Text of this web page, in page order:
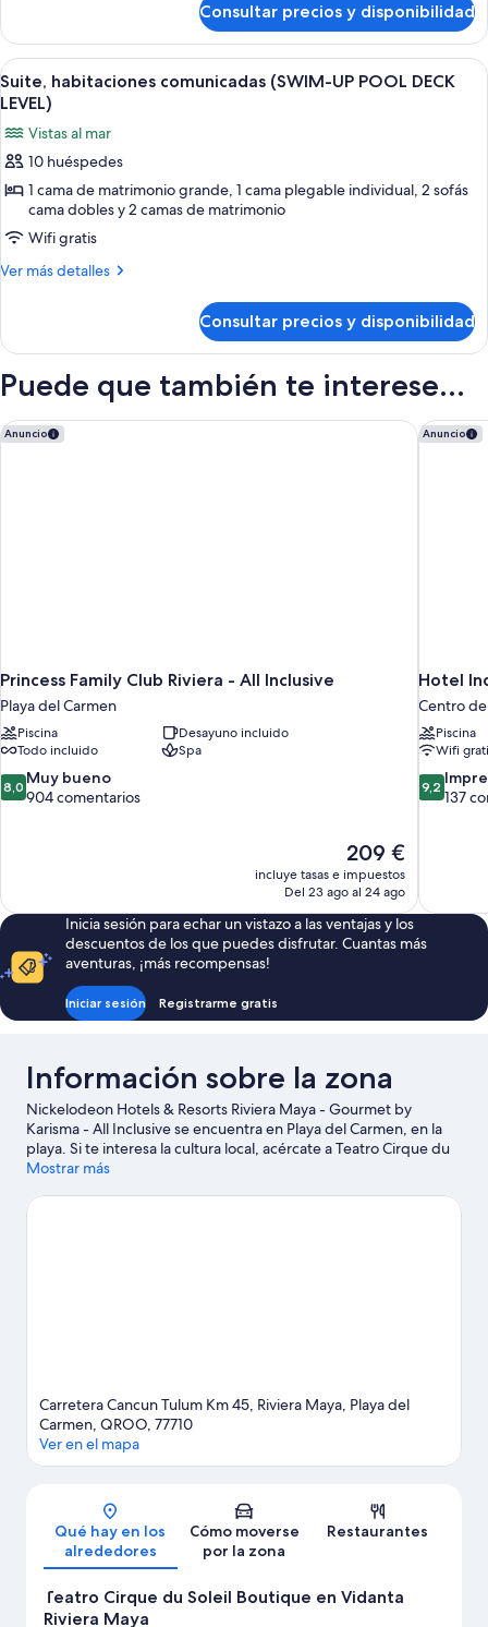
(SWIM-
UP
SUITE)
habitaciones
comunicadas,
frente
al
(SWIM-
UP
Consultar precios y disponibilidad
Abrir
todas
fotos
de
Suite,
habitaciones
comunicadas
(SWIM-
DECK
LEVEL)
Habitación de hotel con dos camas,
5
Suite, habitaciones comunicadas (SWIM-UP POOL DECK
LEVEL)
Vistas al mar
10 huéspedes
1 cama de matrimonio grande, 1 cama plegable individual, 2 sofás
cama dobles y 2 camas de matrimonio
Wifi gratis
Ver más detalles
Más
habitaciones
(SWIM-
POOL
DECK
Consultar precios y disponibilidad
Puede que también te interese...
Anuncio
Princess Family Club Riviera - All Inclusive
Playa del Carmen
Piscina
Desayuno incluido
Todo incluido
Spa
8.0
sobre
8,0 Muy bueno
904 comentarios
El
precio
actual
de
209 €
209 €
incluye tasas e impuestos
Del 23 ago al 24 ago
Princess Family Club Riviera - All Inclusive Anuncio
Hotel
Centro
Piscina
Wifi
9.2
sobre
9,2
137
Hotel
Inicia sesión para echar un vistazo a las ventajas y los
descuentos de los que puedes disfrutar. Cuantas más
aventuras, ¡más recompensas!
Iniciar sesión Registrarme gratis
Información sobre la zona
Nickelodeon Hotels & Resorts Riviera Maya - Gourmet by
Karisma - All Inclusive se encuentra en Playa del Carmen, en la
playa. Si te interesa la cultura local, acércate a Teatro Cirque du
Soleil Boutique en Vidanta Riviera Maya; si quieres sumergirte
Tres Ríos. ¿Viajas con niños? Pues llévalos a Parque Nacional
Mostrar más
Carretera Cancun Tulum Km 45, Riviera Maya, Playa del
Carmen, QROO, 77710
Ver en el mapa
Qué hay en los
alrededores
Cómo moverse
por la zona
Restaurantes
Teatro Cirque du Soleil Boutique en Vidanta
Riviera Maya